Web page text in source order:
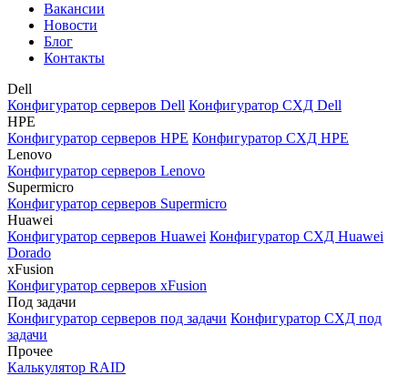
Вакансии
Новости
Блог
Контакты
Dell
Конфигуратор серверов Dell Конфигуратор СХД Dell
HPE
Конфигуратор серверов HPE Конфигуратор СХД HPE
Lenovo
Конфигуратор серверов Lenovo
Supermicro
Конфигуратор серверов Supermicro
Huawei
Конфигуратор серверов Huawei Конфигуратор СХД Huawei
Dorado
xFusion
Конфигуратор серверов xFusion
Под задачи
Конфигуратор серверов под задачи Конфигуратор СХД под
задачи
Прочее
Калькулятор RAID